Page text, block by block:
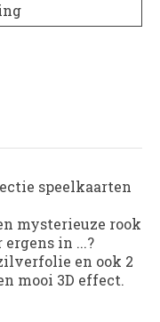
speelkaarten
mysterieuze rook
in ...?
en ook 2
mooi 3D effect.